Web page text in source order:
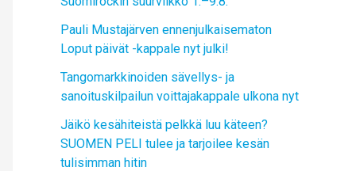
Pauli Mustajärven ennenjulkaisematon
Loput päivät -kappale nyt julki!
Tangomarkkinoiden sävellys- ja
sanoituskilpailun voittajakappale ulkona nyt
Jäikö kesähiteistä pelkkä luu käteen?
SUOMEN PELI tulee ja tarjoilee kesän
tulisimman hitin